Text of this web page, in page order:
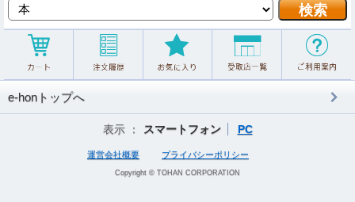
e-honトップへ
表示 ： スマートフォン PC
運営会社概要 プライバシーポリシー
Copyright © TOHAN CORPORATION